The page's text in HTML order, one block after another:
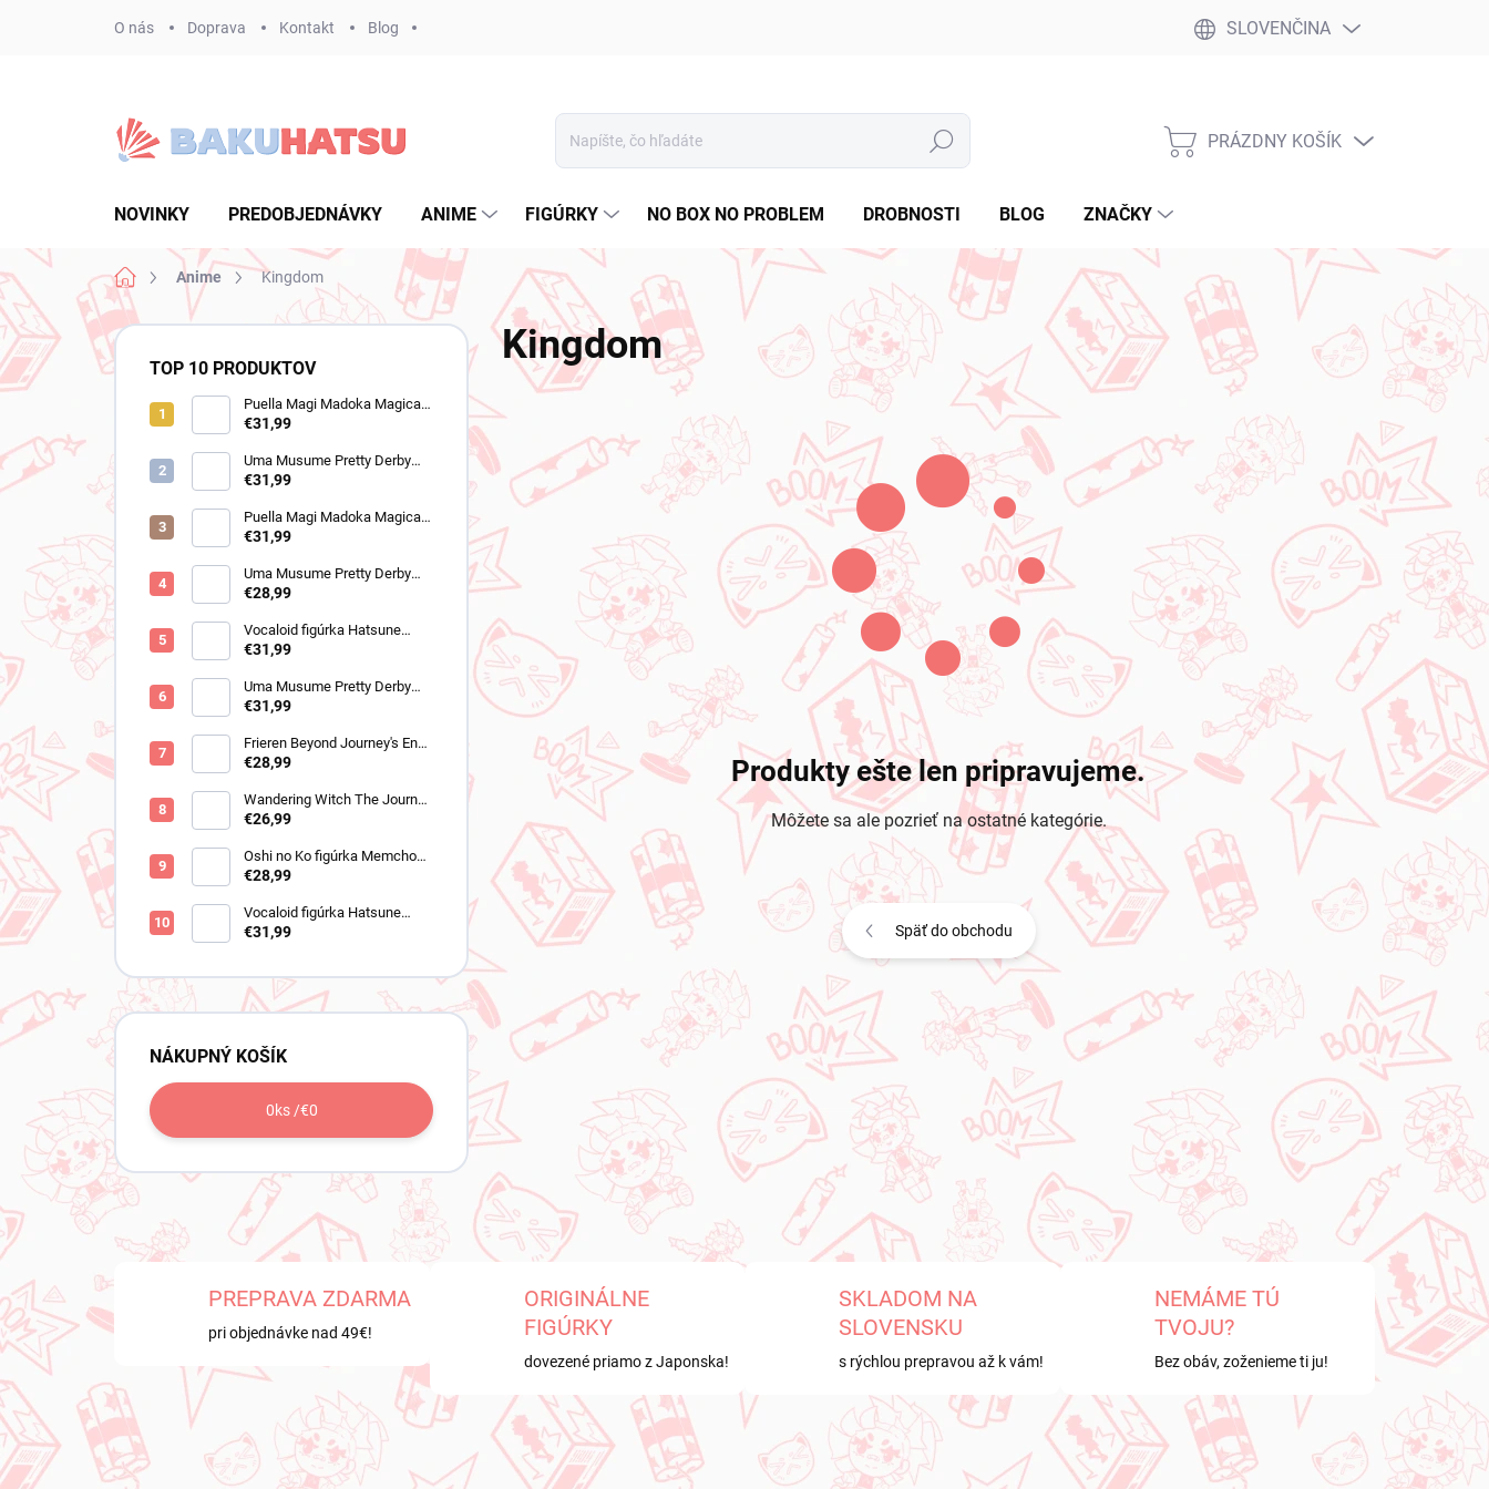
O nás Doprava Kontakt Blog SLOVENČINA
Hľadať
NÁKUPNÝ
PRÁZDNY KOŠÍK
NOVINKY PREDOBJEDNÁVKY ANIME FIGÚRKY NO BOX NO PROBLEM DROBNOSTI BLOG ZNAČKY
DomovAnime Kingdom
B
o
n
l
TOP 10 PRODUKTOV
Puella Magi Madoka Magica
figúrka Homura Akemi
€31,99
Uma Musume Pretty Derby
figúrka Still in Love (Trio-Try-
€31,99
Puella Magi Madoka Magica
figúrka Sayaka Miki
€31,99
Uma Musume Pretty Derby
figúrka Cheval Grand (BocZ
€28,99
Vocaloid figúrka Hatsune
Miku (Trio Try iT Outing Dress
€31,99
Uma Musume Pretty Derby
figúrka Neo Universe (Trio-
€31,99
Frieren Beyond Journey's End
figure Fern (Yumemirize Nap)
€28,99
Wandering Witch The Journey
of Elaina figúrka Elaina
Dress Ver)
€26,99
Oshi no Ko figúrka Memcho
(Luminasta)
€28,99
Vocaloid figúrka Hatsune
Miku (EXQ Racing 2018 Team
€31,99
NÁKUPNÝ KOŠÍK
0ks /€0
Kingdom
Produkty ešte len pripravujeme.
Môžete sa ale pozrieť na ostatné kategórie.
Späť do obchodu
PREPRAVA ZDARMA
pri objednávke nad 49€!
ORIGINÁLNE
FIGÚRKY
dovezené priamo z Japonska!
SKLADOM NA
SLOVENSKU
s rýchlou prepravou až k vám!
NEMÁME TÚ
TVOJU?
Bez obáv, zoženieme ti ju!